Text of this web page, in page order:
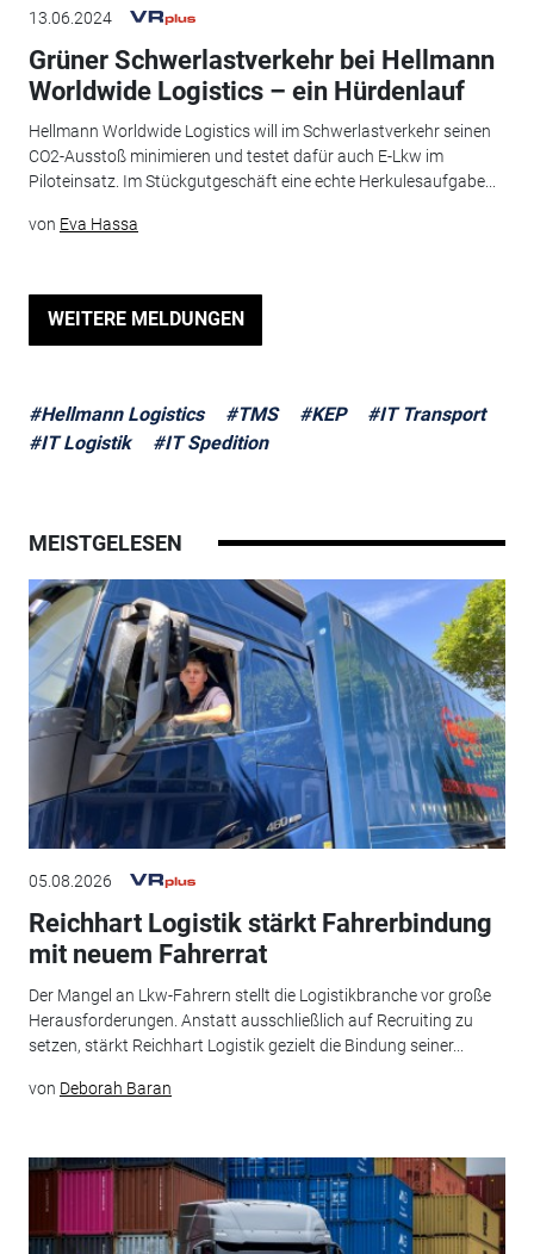
13.06.2024
Grüner Schwerlastverkehr bei Hellmann
Worldwide Logistics – ein Hürdenlauf
Hellmann Worldwide Logistics will im Schwerlastverkehr seinen
CO2-Ausstoß minimieren und testet dafür auch E-Lkw im
Piloteinsatz. Im Stückgutgeschäft eine echte Herkulesaufgabe...
von Eva Hassa
WEITERE MELDUNGEN
#Hellmann Logistics #TMS #KEP
#IT Transport
#IT Logistik
#IT Spedition
MEISTGELESEN
05.08.2026
Reichhart Logistik stärkt Fahrerbindung
mit neuem Fahrerrat
Der Mangel an Lkw-Fahrern stellt die Logistikbranche vor große
Herausforderungen. Anstatt ausschließlich auf Recruiting zu
setzen, stärkt Reichhart Logistik gezielt die Bindung seiner...
von Deborah Baran